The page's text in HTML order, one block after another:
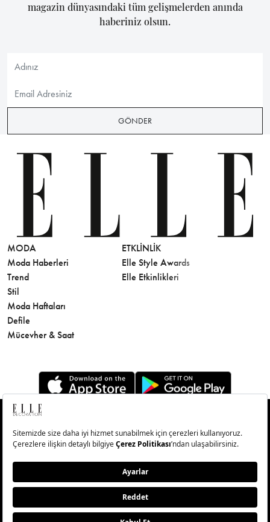
magazin dünyasındaki tüm gelişmelerden anında
haberiniz olsun.
GÖNDER
MODA
Moda Haberleri
Trend
Stil
Moda Haftaları
Defile
Mücevher & Saat
ETKLINLIK
Elle Style Awards
Elle Etkinlikleri
© Big Medya Teknoloji A.Ş. Altunizade Mahallesi Kuşbakışı
Caddesi No:27/1 Üsküdar/İstanbul
Aydınlatma Metni